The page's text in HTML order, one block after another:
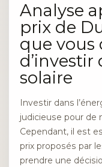
Analyse
prix de
que vous
d’investir
solaire
Investir dans
judicieuse pour de
Cependant, il est
prix proposés par
prendre une